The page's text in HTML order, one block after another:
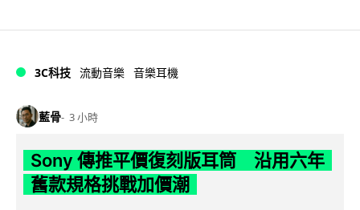
3C科技 流動音樂 音樂耳機
藍骨 3 小時
Sony 傳推平價復刻版耳筒 沿用六年
舊款規格挑戰加價潮